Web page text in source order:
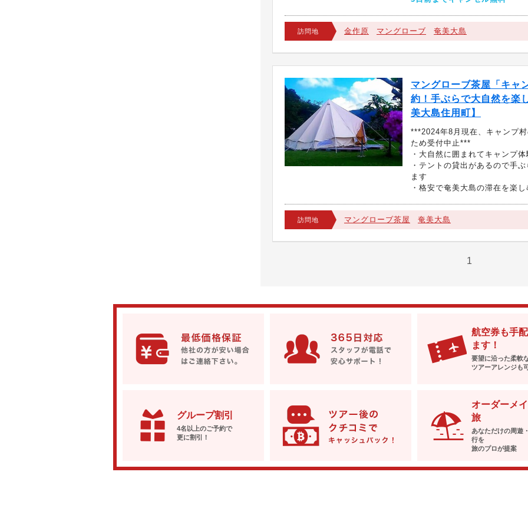
訪問地 金作原 マングローブ 奄美大島
マングローブ茶屋「キャ
約！手ぶらで大自然を楽
美大島住用町】
***2024年8月現在、キャンプ
ため受付中止***
・大自然に囲まれてキャンプ
・テントの貸出があるので手
ます
・格安で奄美大島の滞在を楽し
訪問地 マングローブ茶屋 奄美大島
1
航空券も手
ます！
要望に沿った柔軟
ツアーアレンジも
グループ割引
4名以上のご予約で
更に割引！
オーダーメ
旅
あなただけの周遊
行を
旅のプロが提案